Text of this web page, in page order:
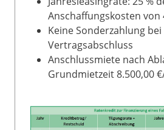
Anschaffungskosten von
Keine Sonderzahlung bei
Vertragsabschluss
Anschlussmiete nach
Grundmietzeit 8.500,00